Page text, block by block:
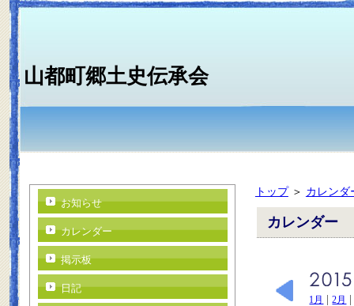
山都町郷土史伝承会
トップ＞ カレンダ
カレンダー
1月 |2月
お知らせ
カレンダー
掲示板
日記